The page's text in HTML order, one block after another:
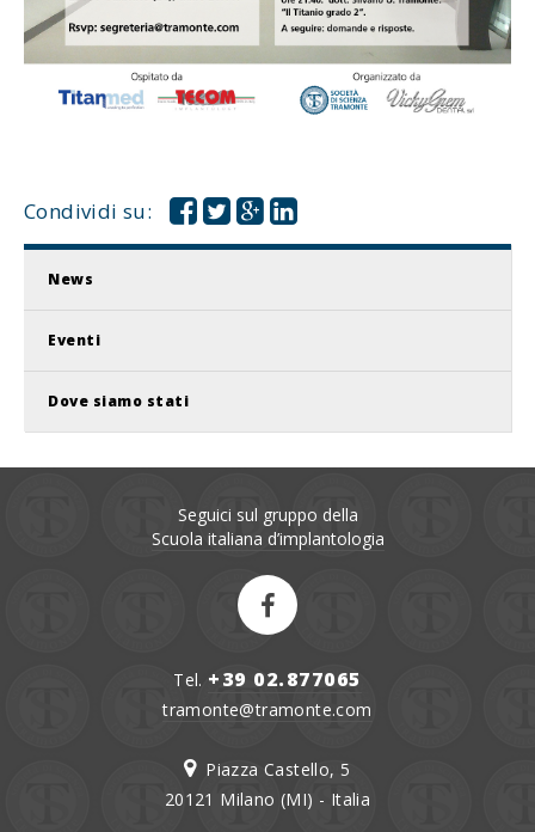
Condividi su:
News
Eventi
Dove siamo stati
Seguici sul gruppo della
Scuola italiana d’implantologia
Tel. +39 02.877065
tramonte@tramonte.com
Piazza Castello, 5
20121 Milano (MI) - Italia